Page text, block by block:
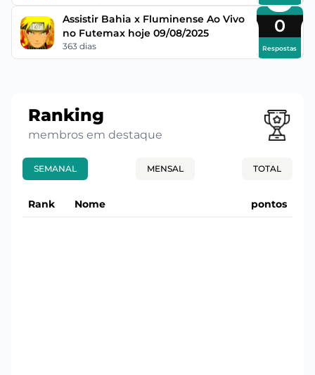
Assistir Bahia x Fluminense Ao Vivo
no Futemax hoje 09/08/2025
363 dias
0
Respostas
Ranking
membros em destaque
SEMANAL MENSAL TOTAL
Rank Nome pontos